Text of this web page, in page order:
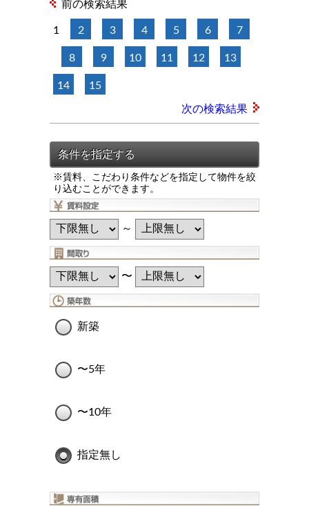
前の検索結果
1 2 3 4 5 6 7
8 9 10 11 12 13
14 15
次の検索結果
※賃料、こだわり条件などを指定して物件を絞
り込むことができます。
～
〜
新築
〜5年
〜10年
指定無し